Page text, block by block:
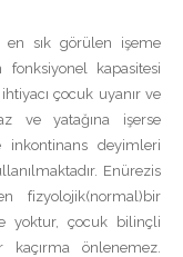
en sık görülen işeme
fonksiyonel kapasitesi
çocuk uyanır ve
ve yatağına işerse
inkontinans deyimleri
Enürezis
fizyolojik(normal)bir
yoktur, çocuk bilinçli
kaçırma önlenemez.